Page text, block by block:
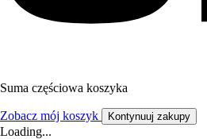
Suma częściowa koszyka
Zobacz mój koszyk Kontynuuj zakupy
Loading...